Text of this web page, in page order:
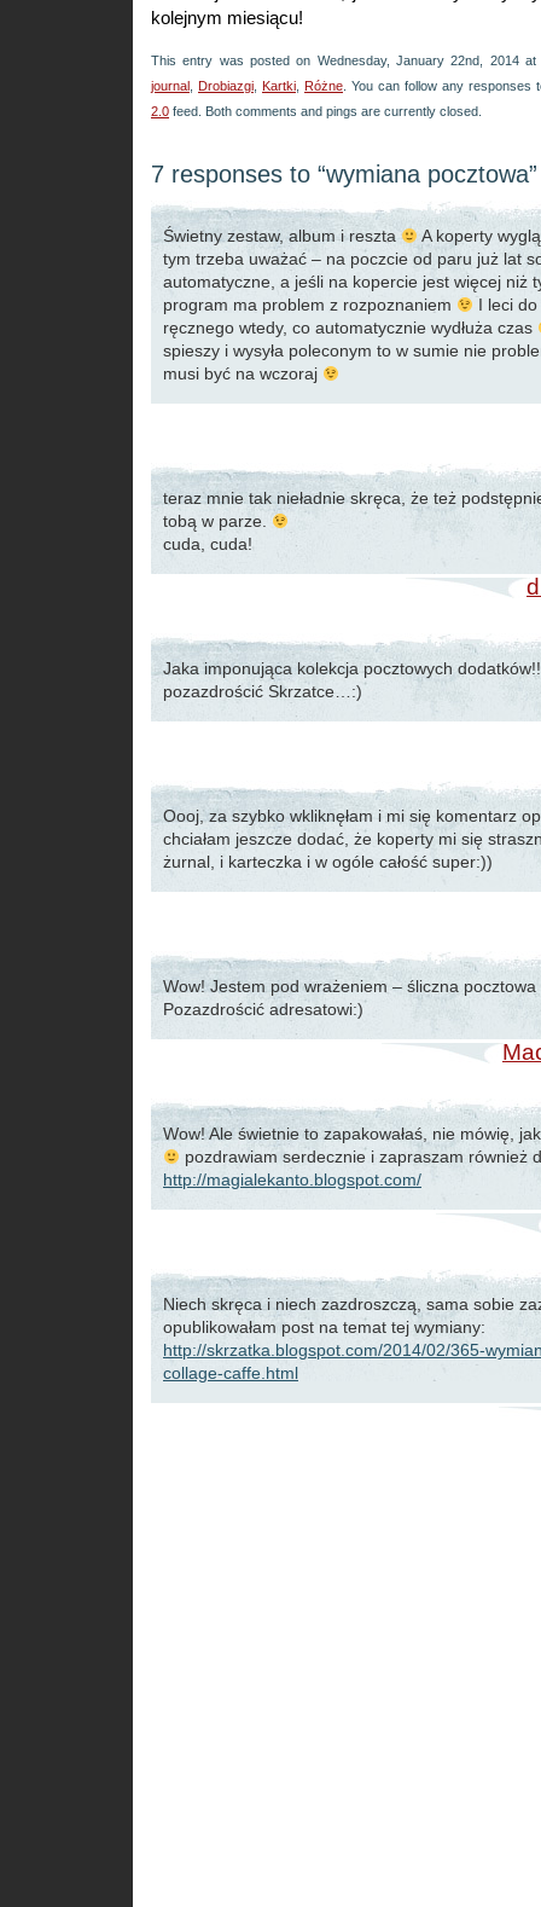
kolejnym miesiącu!
This entry was posted on Wednesday, January 22nd, 2014
journal
Drobiazgi Kartki Różne . You can follow any
2.0 feed. Both comments and pings are currently closed.
7 responses to “wymiana pocztowa”
Świetny zestaw, album i reszta
A koperty
tym trzeba uważać – na poczcie od paru już lat
automatyczne, a jeśli na kopercie jest więcej niż
program ma problem z rozpoznaniem
I leci
ręcznego wtedy, co automatycznie wydłuża czas
spieszy i wysyła poleconym to w sumie nie
musi być na wczoraj
teraz mnie tak nieładnie skręca, że też
tobą w parze.
cuda, cuda!
Jaka imponująca kolekcja pocztowych
pozazdrościć Skrzatce…:)
Oooj, za szybko wkliknęłam i mi się komentarz
chciałam jeszcze dodać, że koperty mi się
żurnal, i karteczka i w ogóle całość super:))
Wow! Jestem pod wrażeniem – śliczna pocztowa
Pozazdrościć adresatowi:)
Wow! Ale świetnie to zapakowałaś, nie mówię,
pozdrawiam serdecznie i zapraszam również
http://magialekanto.blogspot.com/
Niech skręca i niech zazdroszczą, sama sobie
opublikowałam post na temat tej wymiany:
http://skrzatka.blogspot.com/2014/02/365-
collage-caffe.html